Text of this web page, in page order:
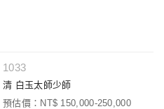
1033
清 白玉太師少師
預估價：NT$ 150,000-250,000